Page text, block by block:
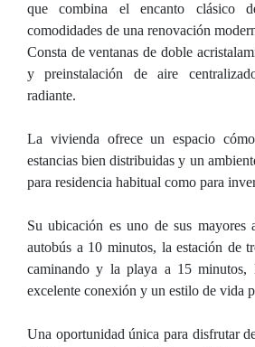
que combina el encanto clásico
comodidades de una renovación
Consta de ventanas de doble
y preinstalación de aire
radiante.
La vivienda ofrece un espacio
estancias bien distribuidas y un
para residencia habitual como para
Su ubicación es uno de sus mayores
autobús a 10 minutos, la estación de
caminando y la playa a 15 minutos,
excelente conexión y un estilo de vida
Una oportunidad única para disfrutar